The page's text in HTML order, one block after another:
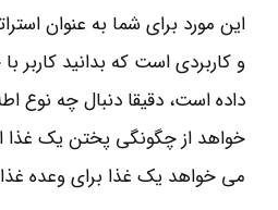
این مورد برای شما به عنوان
و کاربردی است که بدانید کاربر
داده است، دقیقا دنبال چه نوع
خواهد از چگونگی پختن یک غذا
می خواهد یک غذا برای وعده